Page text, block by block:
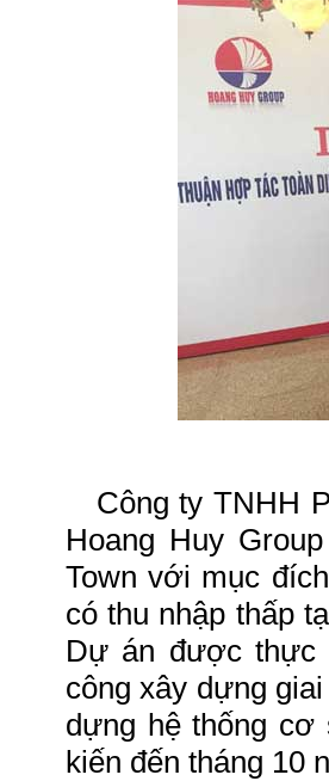
Công ty TNHH
Hoang Huy
Town với mục
có thu nhập thấp
Dự án được thực
công xây dựng
dựng hệ thống
kiến đến tháng 10